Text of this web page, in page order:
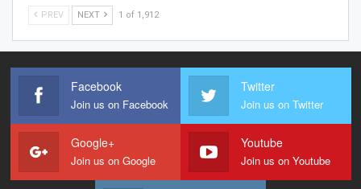
PREV NEXT 1 of 1,912
Facebook
Join us on Facebook
Twitter
Join us on Twitter
Google+
Join us on Google
Youtube
Join us on Youtube